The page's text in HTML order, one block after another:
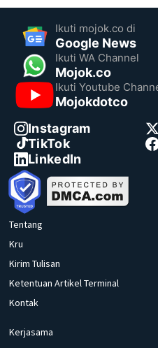
Ikuti mojok.co di
Google News
Ikuti WA Channel
Mojok.co
Ikuti Youtube
Mojokdotco
Instagram
TikTok
LinkedIn
Tentang
Kru
Kirim Tulisan
Ketentuan Artikel Terminal
Kontak
Kerjasama